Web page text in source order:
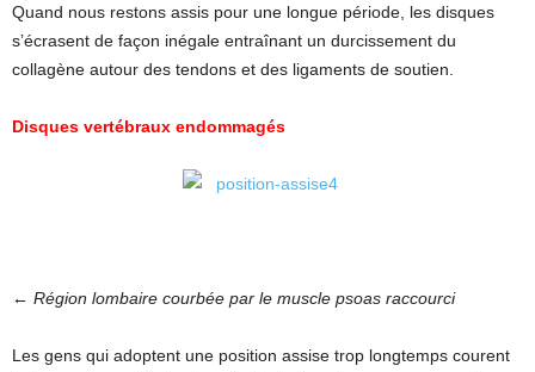
Quand nous restons assis pour une longue période, les disques
s’écrasent de façon inégale entraînant un durcissement du
collagène autour des tendons et des ligaments de soutien.
Disques vertébraux endommagés
← Région lombaire courbée par le muscle psoas raccourci
Les gens qui adoptent une position assise trop longtemps courent